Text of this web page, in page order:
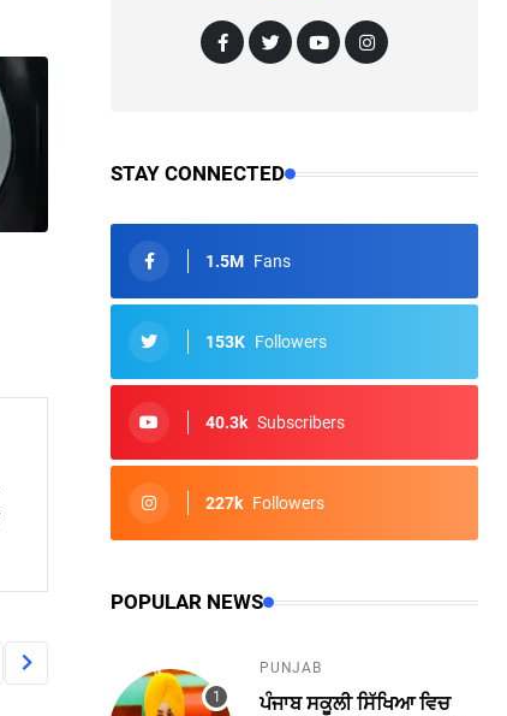
STAY CONNECTED
1.5M Fans
153K Followers
40.3k Subscribers
227k Followers
POPULAR NEWS
PUNJAB
ਪੰਜਾਬ ਸਕੂਲੀ ਸਿੱਖਿਆ ਵਿਚ